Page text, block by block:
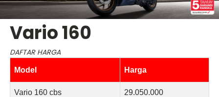
Vario 160
DAFTAR HARGA
Model Harga
Vario 160 cbs 29.050.000